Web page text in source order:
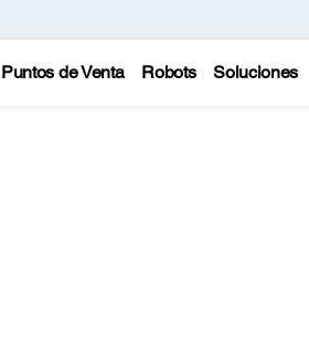
Puntos de Venta Robots Soluciones